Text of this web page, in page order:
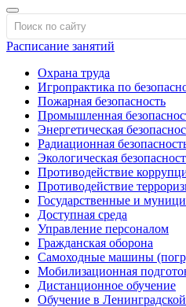
Расписание занятий
Охрана труда
Игропрактика по
Пожарная безопасность
Промышленная
Энергетическая
Радиационная
Экологическая
Противодействие
Противодействие
Государственные и
Доступная среда
Управление персоналом
Гражданская оборона
Самоходные машины
Мобилизационная
Дистанционное обучение
Обучение в